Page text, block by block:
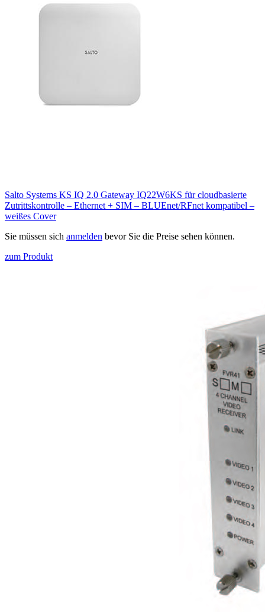
Salto Systems KS IQ 2.0 Gateway IQ22W6KS für cloudbasierte
Zutrittskontrolle – Ethernet + SIM – BLUEnet/RFnet kompatibel –
weißes Cover
Sie müssen sich anmelden bevor Sie die Preise sehen können.
zum Produkt